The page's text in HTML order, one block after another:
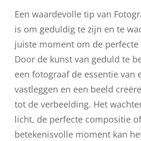
Een waardevolle tip van
is om geduldig te zijn en te
juiste moment om de
Door de kunst van geduld te
een fotograaf de essentie van
vastleggen en een beeld
tot de verbeelding. Het
licht, de perfecte compositie
betekenisvolle moment kan